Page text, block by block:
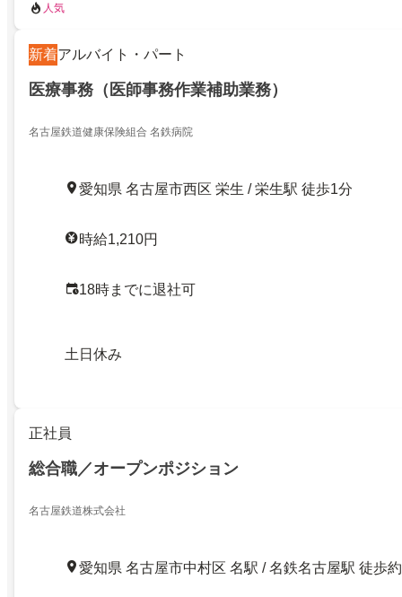
人気
新着アルバイト・パート
医療事務（医師事務作業補助業務）
名古屋鉄道健康保険組合 名鉄病院
愛知県 名古屋市西区 栄生 / 栄生駅 徒歩1分
時給1,210円
18時までに退社可
土日休み
正社員
総合職／オープンポジション
名古屋鉄道株式会社
愛知県 名古屋市中村区 名駅 / 名鉄名古屋駅 徒歩